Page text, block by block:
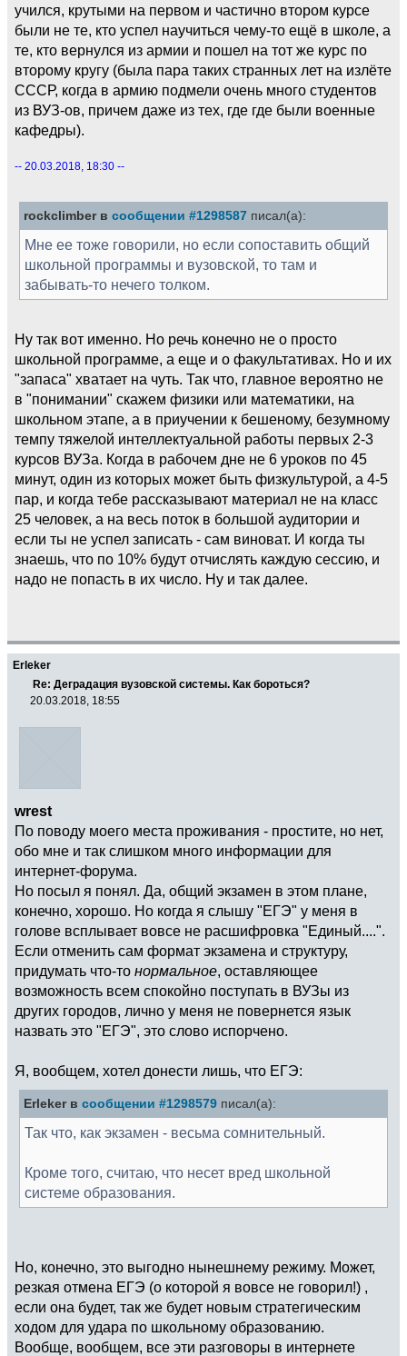
учился, крутыми на первом и частично втором курсе
были не те, кто успел научиться чему-то ещё в школе, а
те, кто вернулся из армии и пошел на тот же курс по
второму кругу (была пара таких странных лет на излёте
СССР, когда в армию подмели очень много студентов
из ВУЗ-ов, причем даже из тех, где где были военные
кафедры).
-- 20.03.2018, 18:30 --
rockclimber в сообщении #1298587 писал(а):
Мне ее тоже говорили, но если сопоставить общий
школьной программы и вузовской, то там и
забывать-то нечего толком.
Ну так вот именно. Но речь конечно не о просто
школьной программе, а еще и о факультативах. Но и их
"запаса" хватает на чуть. Так что, главное вероятно не
в "понимании" скажем физики или математики, на
школьном этапе, а в приучении к бешеному, безумному
темпу тяжелой интеллектуальной работы первых 2-3
курсов ВУЗа. Когда в рабочем дне не 6 уроков по 45
минут, один из которых может быть физкультурой, а 4-5
пар, и когда тебе рассказывают материал не на класс
25 человек, а на весь поток в большой аудитории и
если ты не успел записать - сам виноват. И когда ты
знаешь, что по 10% будут отчислять каждую сессию, и
надо не попасть в их число. Ну и так далее.
Erleker
Re: Деградация вузовской системы. Как бороться?
20.03.2018, 18:55
wrest
По поводу моего места проживания - простите, но нет,
обо мне и так слишком много информации для
интернет-форума.
Но посыл я понял. Да, общий экзамен в этом плане,
конечно, хорошо. Но когда я слышу "ЕГЭ" у меня в
голове всплывает вовсе не расшифровка "Единый....".
Если отменить сам формат экзамена и структуру,
придумать что-то нормальное, оставляющее
возможность всем спокойно поступать в ВУЗы из
других городов, лично у меня не повернется язык
назвать это "ЕГЭ", это слово испорчено.
Я, вообщем, хотел донести лишь, что ЕГЭ:
Erleker в сообщении #1298579 писал(а):
Так что, как экзамен - весьма сомнительный.
Кроме того, считаю, что несет вред школьной
системе образования.
Но, конечно, это выгодно нынешнему режиму. Может,
резкая отмена ЕГЭ (о которой я вовсе не говорил!) ,
если она будет, так же будет новым стратегическим
ходом для удара по школьному образованию.
Вообще, вообщем, все эти разговоры в интернете